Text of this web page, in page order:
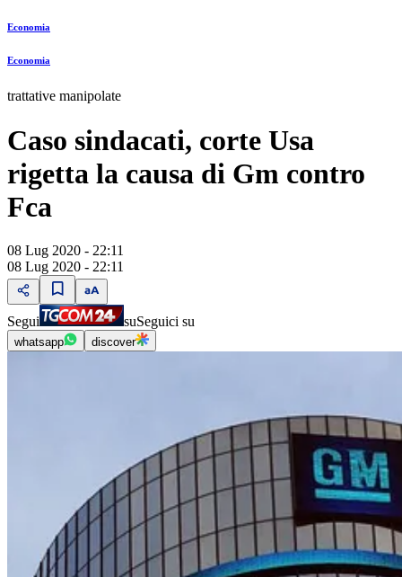
Economia
Economia
trattative manipolate
Caso sindacati, corte Usa
rigetta la causa di Gm contro
Fca
08 Lug 2020 - 22:11
08 Lug 2020 - 22:11
Segui suSeguici su
whatsapp discover